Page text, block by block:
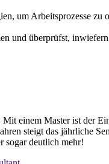
um Arbeitsprozesse zu
und überprüfst,
Mit einem Master ist der
steigt das jährliche
sogar deutlich mehr!